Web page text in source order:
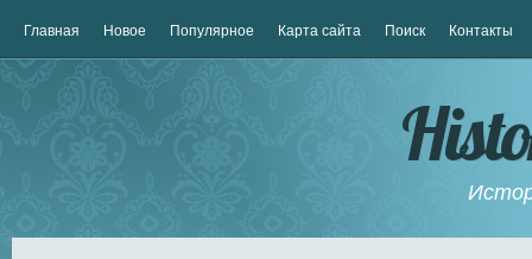
Главная Новое Популярное Карта сайта Поиск Контакты